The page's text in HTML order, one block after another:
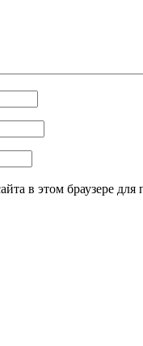
в этом браузере